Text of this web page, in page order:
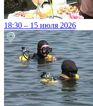
18:30 – 15 июля 2026